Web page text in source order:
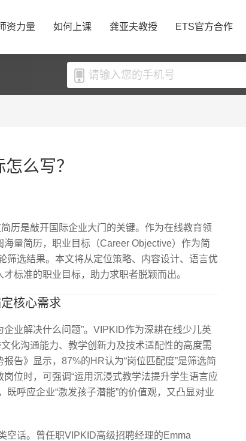
资力量 如何上课 龚亚夫教授 ETS官方合作
么写？
历是敲开国际企业大门的关键。作为在线教育领
量简历，职业目标（Career Objective）作为简
筛选结果。本文将从定位策略、内容设计、语言优
标准的职业目标，助力求职者脱颖而出。
核心需求
业解决什么问题”。VIPKID作为深耕在线少儿英
化沟通能力、教学创新力及技术适配性的高度需
告》显示，87%的HR认为“岗位匹配度”是筛选简
位时，可强调“运用沉浸式教学法提升学生语言应
既呼应企业“激发孩子潜能”的价值观，又凸显对业
空话。曾任职VIPKID高级招聘经理的Emma